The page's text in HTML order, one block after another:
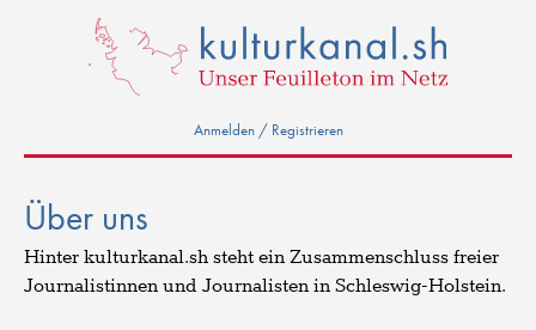
Anmelden / Registrieren
Über uns
Hinter kulturkanal.sh steht ein Zusammenschluss freier
Journalistinnen und Journalisten in Schleswig-Holstein.